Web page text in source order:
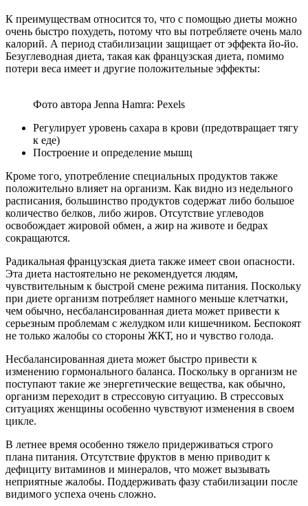
К преимуществам относится то, что с помощью диеты можно
очень быстро похудеть, потому что вы потребляете очень мало
калорий. А период стабилизации защищает от эффекта йо-йо.
Безуглеводная диета, такая как французская диета, помимо
потери веса имеет и другие положительные эффекты:
Фото автора Jenna Hamra: Pexels
Регулирует уровень сахара в крови (предотвращает тягу
к еде)
Построение и определение мышц
Кроме того, употребление специальных продуктов также
положительно влияет на организм. Как видно из недельного
расписания, большинство продуктов содержат либо большое
количество белков, либо жиров. Отсутствие углеводов
освобождает жировой обмен, а жир на животе и бедрах
сокращаются.
Радикальная французская диета также имеет свои опасности.
Эта диета настоятельно не рекомендуется людям,
чувствительным к быстрой смене режима питания. Поскольку
при диете организм потребляет намного меньше клетчатки,
чем обычно, несбалансированная диета может привести к
серьезным проблемам с желудком или кишечником. Беспокоят
не только жалобы со стороны ЖКТ, но и чувство голода.
Несбалансированная диета может быстро привести к
изменению гормонального баланса. Поскольку в организм не
поступают такие же энергетические вещества, как обычно,
организм переходит в стрессовую ситуацию. В стрессовых
ситуациях женщины особенно чувствуют изменения в своем
цикле.
В летнее время особенно тяжело придерживаться строго
плана питания. Отсутствие фруктов в меню приводит к
дефициту витаминов и минералов, что может вызывать
неприятные жалобы. Поддерживать фазу стабилизации после
видимого успеха очень сложно.